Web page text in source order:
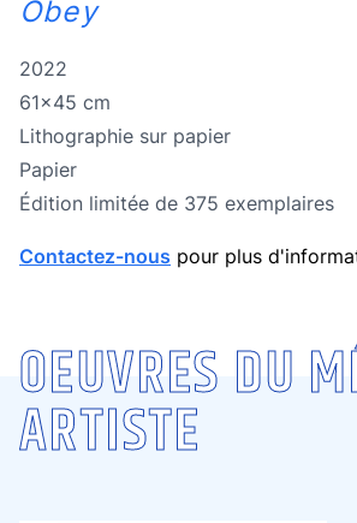
Obey
Année de réalisation
2022
Dimensions
61x45 cm
Technique
Lithographie sur papier
Technique
Papier
édition limitée
Édition limitée de 375 exemplaires
Contactez-nous pour plus
OEUVRES DU
ARTISTE